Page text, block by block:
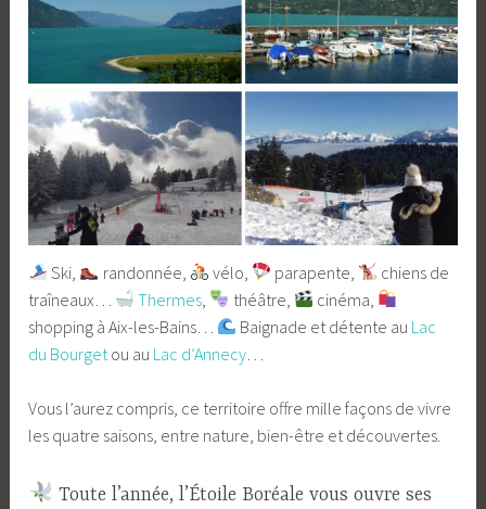
Ski, randonnée, vélo, parapente,
chiens de
traîneaux…
Thermes théâtre,
cinéma,
shopping à Aix-les-Bains…
Baignade et détente au Lac
du Bourget ou au Lac d’Annecy
Vous l’aurez compris, ce territoire offre mille façons de vivre
les quatre saisons, entre nature, bien-être et découvertes.
Toute l’année, l’Étoile Boréale vous ouvre ses